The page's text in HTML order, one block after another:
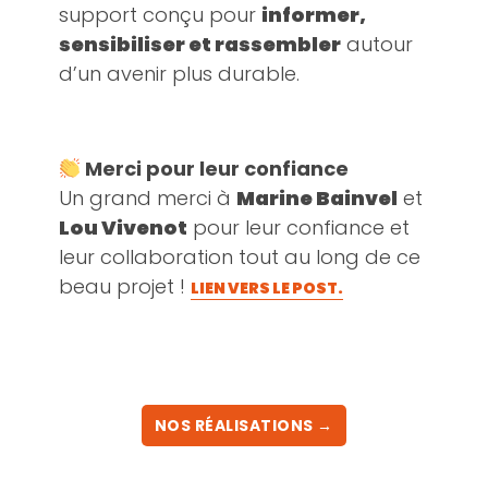
support conçu pour informer,
sensibiliser et rassemblerautour
d’un avenir plus durable.
Merci pour leur confiance
Un grand merci à Marine Bainvel et
Lou Vivenot pour leur confiance et
leur collaboration tout au long de ce
beau projet ! LIEN VERS LE POST.
NOS RÉALISATIONS →